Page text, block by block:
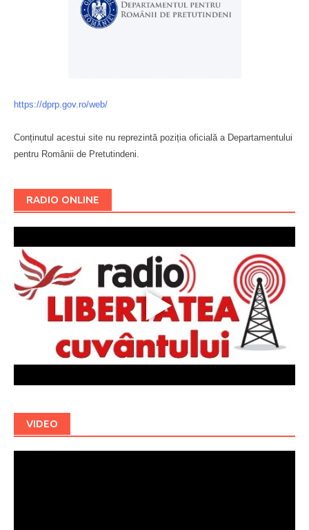
https://dprp.gov.ro/web/
Conținutul acestui site nu reprezintă poziția oficială a Departamentului
pentru Românii de Pretutindeni.
RADIO ONLINE
VIDEO